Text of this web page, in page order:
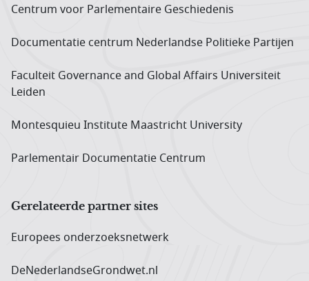
Centrum voor Parlementaire Geschiedenis
Documentatie centrum Neder­landse Politieke Partijen
Faculteit Governance and Global Affairs Universiteit
Leiden
Montesquieu Institute Maastricht University
Parlementair Documentatie Centrum
Gerelateerde partner sites
Europees onderzoeks­netwerk
DeNederlandseGrondwet.nl